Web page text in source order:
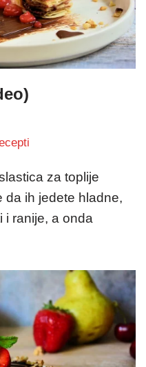
za toplije
da ih jedete hladne,
i ranije, a onda